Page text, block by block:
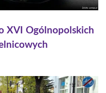
XVI Ogólnopolskich